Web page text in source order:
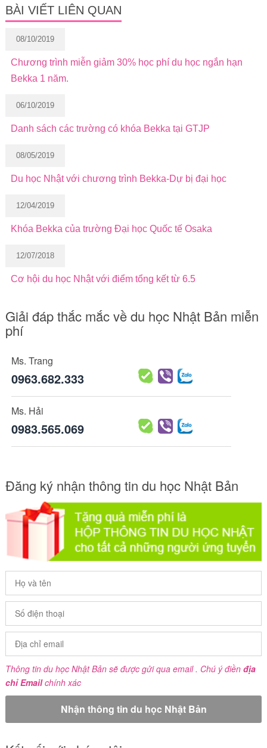
BÀI VIẾT LIÊN QUAN
08/10/2019
Chương trình miễn giảm 30% học phí du học ngắn hạn
Bekka 1 năm.
06/10/2019
Danh sách các trường có khóa Bekka tại GTJP
08/05/2019
Du học Nhật với chương trình Bekka-Dự bị đại học
12/04/2019
Khóa Bekka của trường Đại học Quốc tế Osaka
12/07/2018
Cơ hội du học Nhật với điểm tổng kết từ 6.5
Giải đáp thắc mắc về du học Nhật Bản miễn
phí
Ms. Trang
0963.682.333
Ms. Hải
0983.565.069
Đăng ký nhận thông tin du học Nhật Bản
Thông tin du học Nhật Bản sẽ được gửi qua email . Chú ý điền địa
chỉ Emailchính xác